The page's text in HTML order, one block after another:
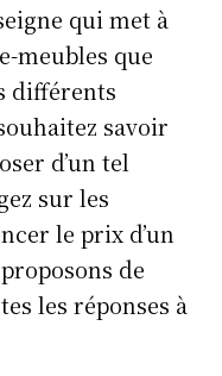
qui met à
meubles que
différents
savoir
d’un tel
sur les
le prix d’un
de
les réponses à